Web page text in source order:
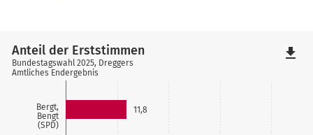
Bergt,
Bengt
(SPD)
11,8
Anteil der Erststimmen
Bundestagswahl 2025, Dreggers
Amtliches Endergebnis
file_download